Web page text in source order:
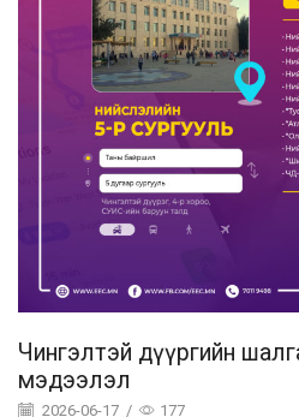
Чингэлтэй дүүргийн
мэдээлэл
2026-06-17 / 177